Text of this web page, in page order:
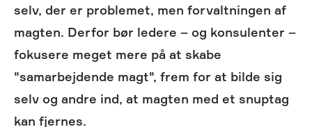
selv, der er problemet, men forvaltningen af
magten. Derfor bør ledere – og konsulenter –
fokusere meget mere på at skabe
"samarbejdende magt", frem for at bilde sig
selv og andre ind, at magten med et snuptag
kan fjernes.